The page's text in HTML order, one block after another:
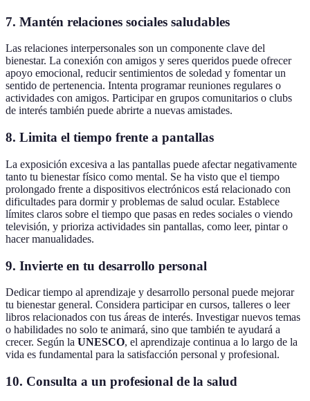
7. Mantén relaciones sociales saludables
Las relaciones interpersonales son un componente clave del
bienestar. La conexión con amigos y seres queridos puede ofrecer
apoyo emocional, reducir sentimientos de soledad y fomentar un
sentido de pertenencia. Intenta programar reuniones regulares o
actividades con amigos. Participar en grupos comunitarios o clubs
de interés también puede abrirte a nuevas amistades.
8. Limita el tiempo frente a pantallas
La exposición excesiva a las pantallas puede afectar negativamente
tanto tu bienestar físico como mental. Se ha visto que el tiempo
prolongado frente a dispositivos electrónicos está relacionado con
dificultades para dormir y problemas de salud ocular. Establece
límites claros sobre el tiempo que pasas en redes sociales o viendo
televisión, y prioriza actividades sin pantallas, como leer, pintar o
hacer manualidades.
9. Invierte en tu desarrollo personal
Dedicar tiempo al aprendizaje y desarrollo personal puede mejorar
tu bienestar general. Considera participar en cursos, talleres o leer
libros relacionados con tus áreas de interés. Investigar nuevos temas
o habilidades no solo te animará, sino que también te ayudará a
crecer. Según la UNESCO, el aprendizaje continua a lo largo de la
vida es fundamental para la satisfacción personal y profesional.
10. Consulta a un profesional de la salud